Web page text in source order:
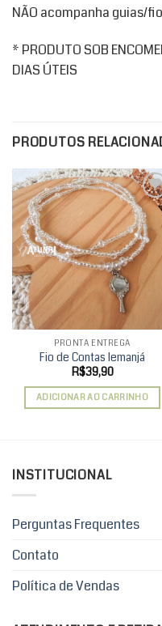
NÃO acompanha guias/
* PRODUTO SOB
DIAS ÚTEIS
PRODUTOS
Add to
PRONTA ENTREGA
Fio de Contas Iemanjá
R$39,90
ADICIONAR AO CARRINHO
INSTITUCIONAL
Perguntas Frequentes
Contato
Política de Vendas